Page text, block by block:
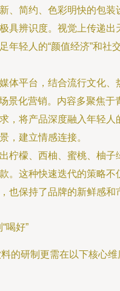
新、简约、色彩明快的包装
具辨识度。视觉上传递出
年轻人的“颜值经济”和社
体平台，结合流行文化、
景化营销。内容多聚焦于
，将产品深度融入年轻人
，建立情感连接。
出柠檬、西柚、蜜桃、柚子
。这种快速迭代的策略不
也保持了品牌的新鲜感和
喝好”
的研制更需在以下核心维